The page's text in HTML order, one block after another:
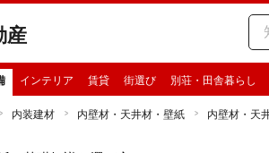
産
インテリア 賃貸 街選び 別荘・田舎暮らし
内装建材 内壁材・天井材・壁紙 内壁材・天